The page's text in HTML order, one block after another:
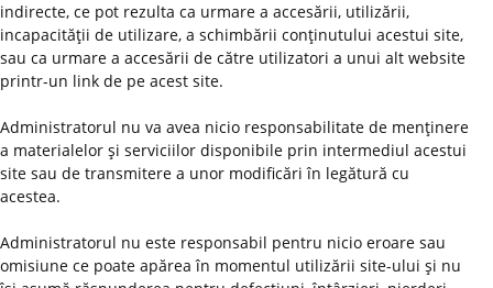
indirecte, ce pot rezulta ca urmare a accesării, utilizării,
incapacităţii de utilizare, a schimbării conţinutului acestui site,
sau ca urmare a accesării de către utilizatori a unui alt website
printr-un link de pe acest site.
Administratorul nu va avea nicio responsabilitate de menţinere
a materialelor şi serviciilor disponibile prin intermediul acestui
site sau de transmitere a unor modificări în legătură cu
acestea.
Administratorul nu este responsabil pentru nicio eroare sau
omisiune ce poate apărea în momentul utilizării site-ului şi nu